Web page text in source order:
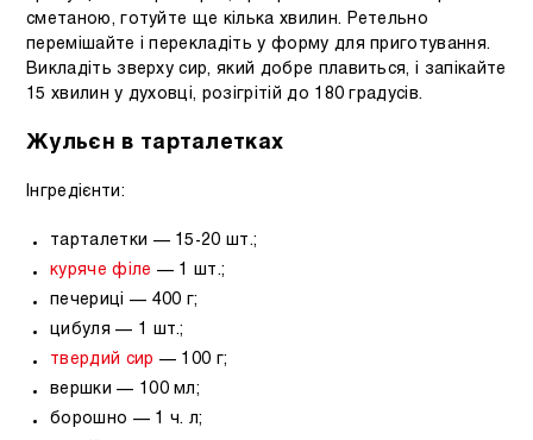
сметаною, готуйте ще кілька хвилин. Ретельно
перемішайте і перекладіть у форму для приготування.
Викладіть зверху сир, який добре плавиться, і запікайте
15 хвилин у духовці, розігрітій до 180 градусів.
Жульєн в тарталетках
Інгредієнти:
тарталетки — 15-20 шт.;
куряче філе — 1 шт.;
печериці — 400 г;
цибуля — 1 шт.;
твердий сир — 100 г;
вершки — 100 мл;
борошно — 1 ч. л;